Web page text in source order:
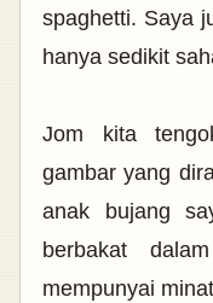
spaghetti. Saya
hanya sedikit
Jom kita
gambar yang
anak bujang
berbakat
mempunyai